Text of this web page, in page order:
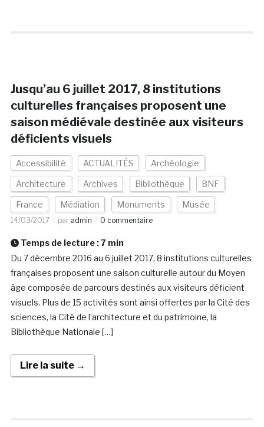
Jusqu’au 6 juillet 2017, 8 institutions
culturelles françaises proposent une
saison médiévale destinée aux visiteurs
déficients visuels
Accessibilité ACTUALITÉS Archéologie
Architecture Archives Bibliothèque BNF
France Médiation Monuments Musée
14/03/2017 par admin 0 commentaire
Temps de lecture :7 min
Du 7 décembre 2016 au 6 juillet 2017, 8 institutions culturelles
françaises proposent une saison culturelle autour du Moyen
âge composée de parcours destinés aux visiteurs déficient
visuels. Plus de 15 activités sont ainsi offertes par la Cité des
sciences, la Cité de l’architecture et du patrimoine, la
Bibliothèque Nationale […]
Lire la suite →